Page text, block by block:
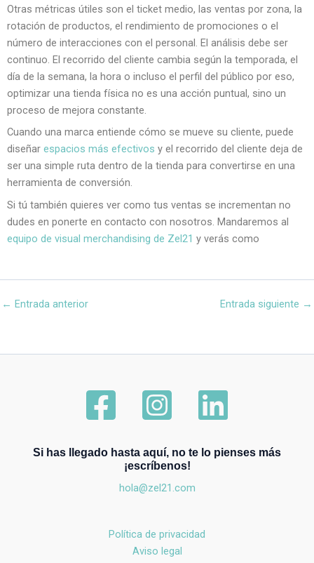
Otras métricas útiles son el ticket medio, las ventas por zona, la
rotación de productos, el rendimiento de promociones o el
número de interacciones con el personal. El análisis debe ser
continuo. El recorrido del cliente cambia según la temporada, el
día de la semana, la hora o incluso el perfil del público por eso,
optimizar una tienda física no es una acción puntual, sino un
proceso de mejora constante.
Cuando una marca entiende cómo se mueve su cliente, puede
diseñar espacios más efectivos y el recorrido del cliente deja de
ser una simple ruta dentro de la tienda para convertirse en una
herramienta de conversión.
Si tú también quieres ver como tus ventas se incrementan no
dudes en ponerte en contacto con nosotros. Mandaremos al
equipo de visual merchandising de Zel21 y verás como
← Entrada anterior Entrada siguiente →
Si has llegado hasta aquí, no te lo pienses más
¡escríbenos!
hola@zel21.com
Política de privacidad
Aviso legal